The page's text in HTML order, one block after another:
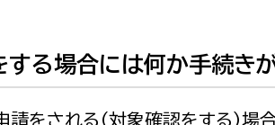
る場合には何か手続きが
をされる（対象確認をする）場